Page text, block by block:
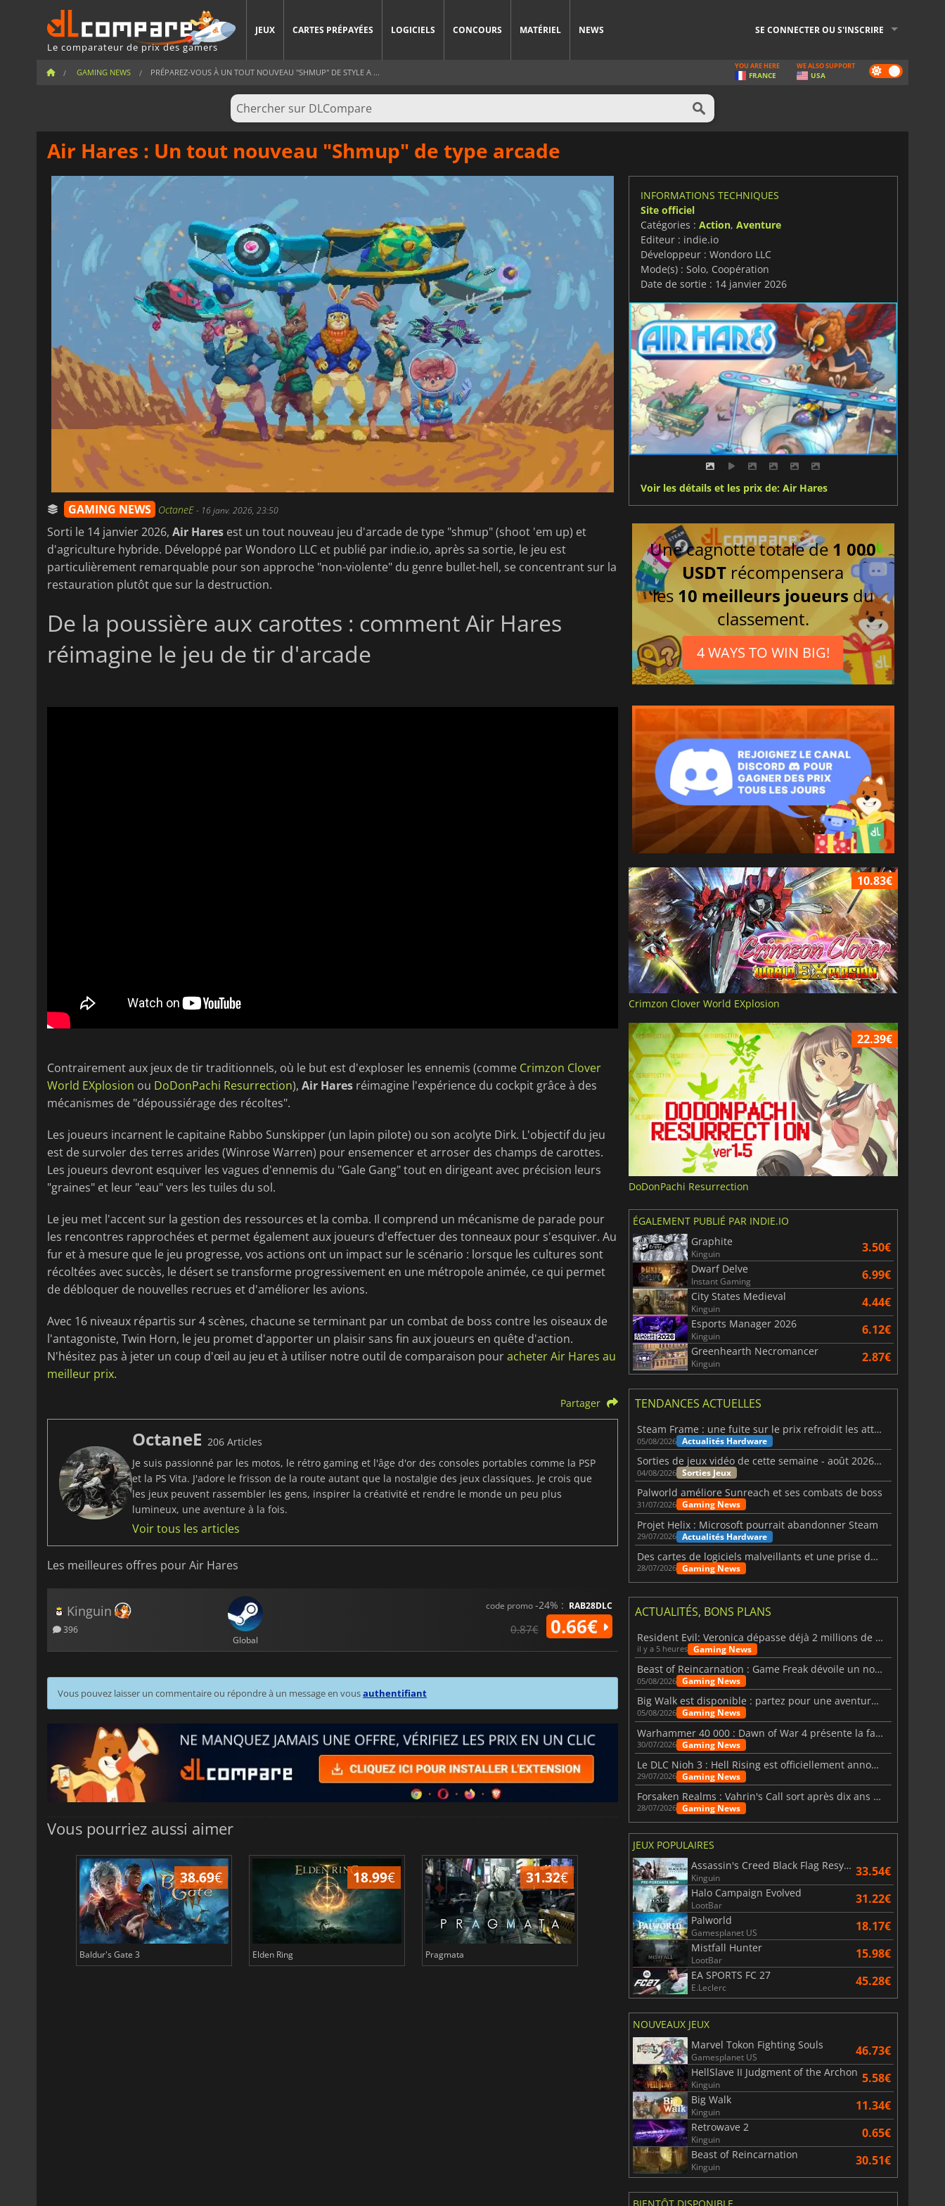
Le comparateur de prix des gamers
JEUX CARTES PRÉPAYÉES LOGICIELS CONCOURS MATÉRIEL NEWS SE CONNECTER OU S'INSCRIRE
GAMING NEWS PRÉPAREZ-VOUS À UN TOUT NOUVEAU "SHMUP" DE STYLE A ... Dark
mode
YOU ARE HERE
FRANCE
WE ALSO SUPPORT
USA
Air Hares : Un tout nouveau "Shmup" de type arcade
GAMING NEWS OctaneE- 16 janv. 2026, 23:50
Sorti le 14 janvier 2026, Air Hares est un tout nouveau jeu d'arcade de type "shmup" (shoot 'em up) et
d'agriculture hybride. Développé par Wondoro LLC et publié par indie.io, après sa sortie, le jeu est
particulièrement remarquable pour son approche "non-violente" du genre bullet-hell, se concentrant sur la
restauration plutôt que sur la destruction.
De la poussière aux carottes : comment Air Hares
réimagine le jeu de tir d'arcade
Contrairement aux jeux de tir traditionnels, où le but est d'exploser les ennemis (comme Crimzon Clover
World EXplosion ou DoDonPachi Resurrection), Air Hares réimagine l'expérience du cockpit grâce à des
mécanismes de "dépoussiérage des récoltes".
Les joueurs incarnent le capitaine Rabbo Sunskipper (un lapin pilote) ou son acolyte Dirk. L'objectif du jeu
est de survoler des terres arides (Winrose Warren) pour ensemencer et arroser des champs de carottes.
Les joueurs devront esquiver les vagues d'ennemis du "Gale Gang" tout en dirigeant avec précision leurs
"graines" et leur "eau" vers les tuiles du sol.
Le jeu met l'accent sur la gestion des ressources et la comba. Il comprend un mécanisme de parade pour
les rencontres rapprochées et permet également aux joueurs d'effectuer des tonneaux pour s'esquiver. Au
fur et à mesure que le jeu progresse, vos actions ont un impact sur le scénario : lorsque les cultures sont
récoltées avec succès, le désert se transforme progressivement en une métropole animée, ce qui permet
de débloquer de nouvelles recrues et d'améliorer les avions.
Avec 16 niveaux répartis sur 4 scènes, chacune se terminant par un combat de boss contre les oiseaux de
l'antagoniste, Twin Horn, le jeu promet d'apporter un plaisir sans fin aux joueurs en quête d'action.
N'hésitez pas à jeter un coup d'œil au jeu et à utiliser notre outil de comparaison pouracheter Air Hares au
meilleur prix.
Partager
OctaneE 206 Articles
Je suis passionné par les motos, le rétro gaming et l'âge d'or des consoles portables comme la PSP
et la PS Vita. J'adore le frisson de la route autant que la nostalgie des jeux classiques. Je crois que
les jeux peuvent rassembler les gens, inspirer la créativité et rendre le monde un peu plus
lumineux, une aventure à la fois.
Voir tous les articles
Les meilleures offres pour Air Hares
Kinguin
396
Global
code promo-24% : RAB28DLC
0.87€ 0.66€
Vous pouvez laisser un commentaire ou répondre à un message en vousauthentifiant
Vous pourriez aussi aimer
38.69€
Baldur's Gate 3
18.99€
Elden Ring
31.32€
Pragmata
6.76
Total War WARHAMMER 3
15.48
INFORMATIONS TECHNIQUES
Site officiel
Catégories : Action, Aventure
Editeur : indie.io
Développeur : Wondoro LLC
Mode(s) : Solo, Coopération
Date de sortie : 14 janvier 2026
Voir les détails et les prix de: Air Hares
Une cagnotte totale de 1 000
USDT récompensera
les 10 meilleurs joueurs du
classement.
4 WAYS TO WIN BIG!
10.83€
Crimzon Clover World EXplosion
22.39€
DoDonPachi Resurrection
ÉGALEMENT PUBLIÉ PAR INDIE.IO
Graphite
Kinguin 3.50€
Dwarf Delve
Instant Gaming 6.99€
City States Medieval
Kinguin 4.44€
Esports Manager 2026
Kinguin 6.12€
Greenhearth Necromancer
Kinguin 2.87€
TENDANCES ACTUELLES
Steam Frame : une fuite sur le prix refroidit les attentes VR
05/08/2026 Actualités Hardware
Sorties de jeux vidéo de cette semaine - août 2026 (semaine 32)
04/08/2026 Sorties Jeux
Palworld améliore Sunreach et ses combats de boss
31/07/2026 Gaming News
Projet Helix : Microsoft pourrait abandonner Steam
29/07/2026 Actualités Hardware
Des cartes de logiciels malveillants et une prise de contrôle de Discord ont touché Meccha Chameleon
28/07/2026 Gaming News
ACTUALITÉS, BONS PLANS
Resident Evil: Veronica dépasse déjà 2 millions de wishlists
il y a 5 heures Gaming News
Beast of Reincarnation : Game Freak dévoile un nouveau pari
05/08/2026 Gaming News
Big Walk est disponible : partez pour une aventure entre amis
05/08/2026 Gaming News
Warhammer 40 000 : Dawn of War 4 présente la faction des Nécrons
30/07/2026 Gaming News
Le DLC Nioh 3 : Hell Rising est officiellement annoncé
29/07/2026 Gaming News
Forsaken Realms : Vahrin's Call sort après dix ans de développement
28/07/2026 Gaming News
JEUX POPULAIRES
Assassin's Creed Black Flag Resynced
Kinguin 33.54€
Halo Campaign Evolved
LootBar 31.22€
Palworld
Gamesplanet US 18.17€
Mistfall Hunter
LootBar 15.98€
EA SPORTS FC 27
E.Leclerc 45.28€
NOUVEAUX JEUX
Marvel Tokon Fighting Souls
Gamesplanet US 46.73€
HellSlave II Judgment of the Archon
Kinguin 5.58€
Big Walk
Kinguin 11.34€
Retrowave 2
Kinguin 0.65€
Beast of Reincarnation
Kinguin 30.51€